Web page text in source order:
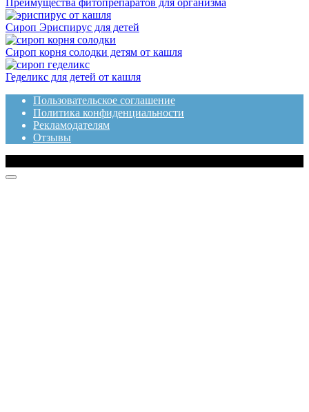
Сироп Эриспирус для детей
Сироп корня солодки детям от кашля
Геделикс для детей от кашля
Пользовательское соглашение
Политика конфиденциальности
Рекламодателям
Отзывы